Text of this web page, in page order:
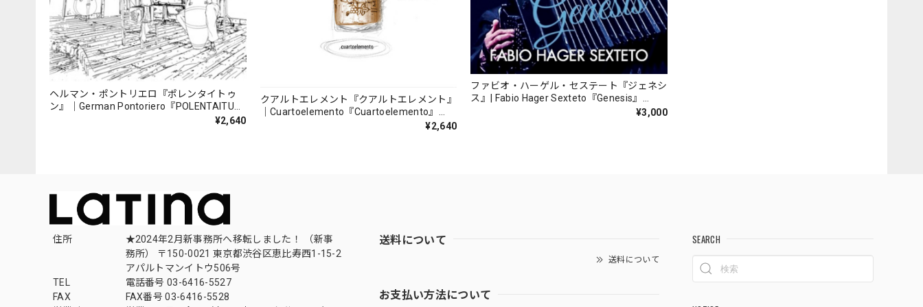
ヘルマン・ポントリエロ『ポレンタイトゥ
ン』｜German Pontoriero『POLENTAITUM
¥2,640
クアルトエレメント『クアルトエレメント』
｜Cuartoelemento『Cuartoelemento』
¥2,640
ファビオ・ハーゲル・セステート『ジェネシ
ス』| Fabio Hager Sexteto『Genesis』
¥3,000
住所
★2024年2月新事務所へ移転しました！ （新事
務所） 〒150-0021 東京都渋谷区恵比寿西1-15-2
アパルトマンイトウ506号
TEL
電話番号 03-6416-5527
FAX
FAX番号 03-6416-5528
送料について
送料について
お支払い方法について
SEARCH